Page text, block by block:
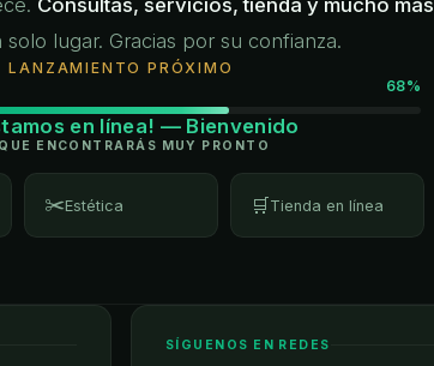
Consultas, servicios, tienda y mucho más
lugar. Gracias por su confianza.
LANZAMIENTO PRÓXIMO
68%
en línea! — Bienvenido
ENCONTRARÁS MUY PRONTO
✂️Estética 🛒Tienda en línea
SÍGUENOS EN REDES